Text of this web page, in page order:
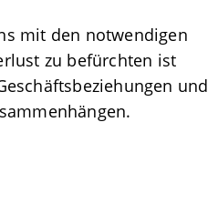
mit den notwendigen
zu befürchten ist
und